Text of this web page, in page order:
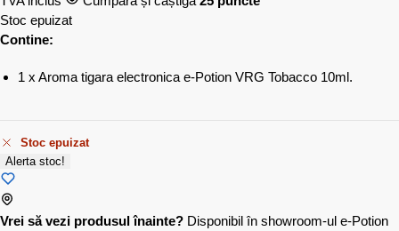
Stoc epuizat
Contine:
1 x Aroma tigara electronica e-Potion VRG Tobacco 10ml.
Stoc epuizat
Alerta stoc!
Vrei să vezi produsul înainte? Disponibil în showroom-ul e-Potion